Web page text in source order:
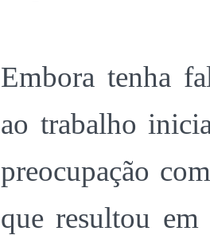
Embora tenha
ao trabalho
preocupação
que resultou